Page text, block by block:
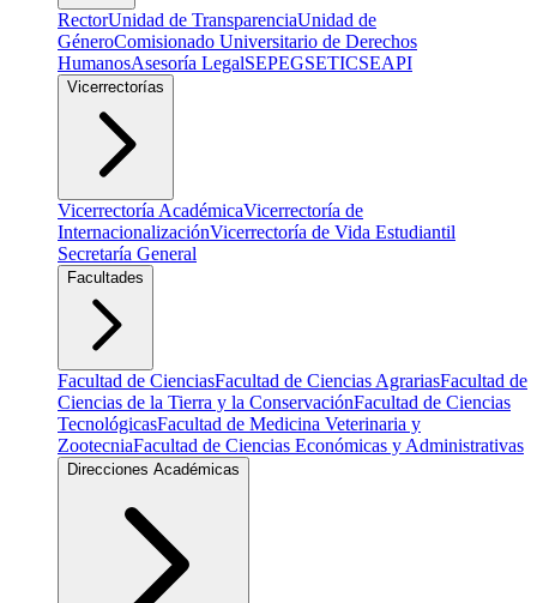
RectorUnidad de TransparenciaUnidad de
GéneroComisionado Universitario de Derechos
HumanosAsesoría LegalSEPEGSETICSEAPI
Vicerrectorías
Vicerrectoría AcadémicaVicerrectoría de
InternacionalizaciónVicerrectoría de Vida Estudiantil
Secretaría General
Facultades
Facultad de CienciasFacultad de Ciencias AgrariasFacultad de
Ciencias de la Tierra y la ConservaciónFacultad de Ciencias
TecnológicasFacultad de Medicina Veterinaria y
ZootecniaFacultad de Ciencias Económicas y Administrativas
Direcciones Académicas